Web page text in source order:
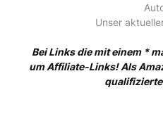
Unser
Bei Links die mit einem *
um Affiliate-Links! Als